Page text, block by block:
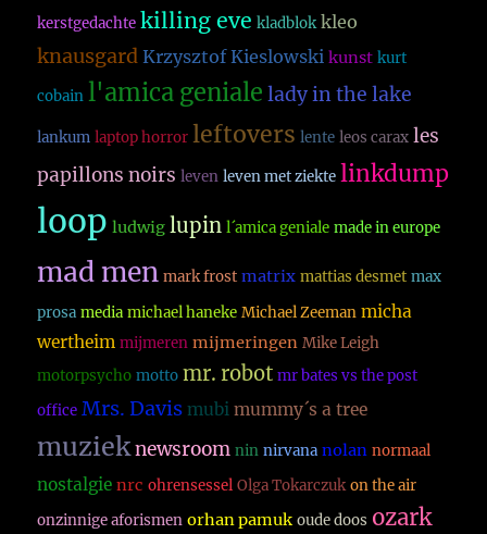
kerstgedachte killing eve kladblok kleo
knausgard Krzysztof Kieslowski kunst kurt
cobain l'amica geniale lady in the lake
lankum laptop horror leftovers lente leos carax les
papillons noirs leven leven met ziekte linkdump
loop ludwig lupin l´amica geniale made in europe
mad men mark frost matrix mattias desmet max
prosa media michael haneke Michael Zeeman micha
wertheim mijmeren mijmeringen Mike Leigh
motorpsycho motto mr. robot mr bates vs the post
office Mrs. Davis mubi mummy´s a tree
muzieknewsroom nin nirvana nolan normaal
nostalgie nrc ohrensessel Olga Tokarczuk on the air
onzinnige aforismen orhan pamuk oude doos ozark